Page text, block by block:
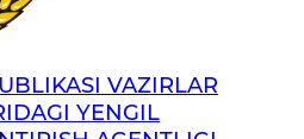
VAZIRLAR
YENGIL